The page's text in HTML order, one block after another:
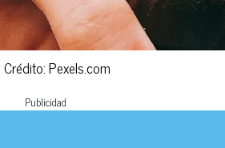
Pexels.com
Publicidad